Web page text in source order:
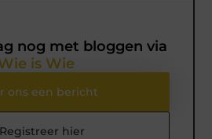
nog met bloggen via
is Wie
ons een bericht
hier